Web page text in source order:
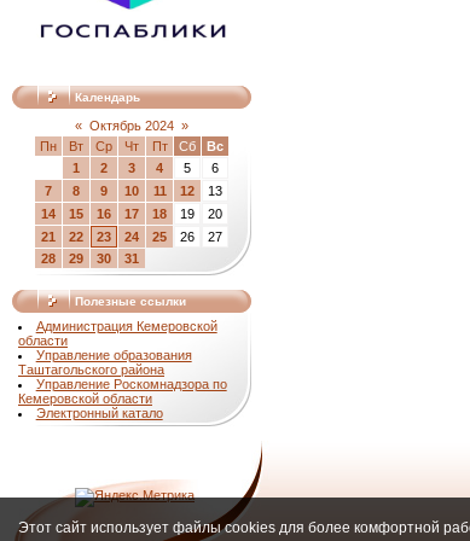
Календарь
« Октябрь 2024 »
Пн
Вт Ср Чт Пт Сб
Вс
1
2 3 4 5
6
7
8 9 10 11 12
13
14
15 16 17 18 19
20
21
22 23 24 25 26
27
28
29 30 31
Полезные ссылки
Администрация Кемеровской
области
Управление образования
Таштагольского района
Управление Роскомнадзора по
Кемеровской области
Электронный катало
Этот сайт использует файлы cookies для более комфортной